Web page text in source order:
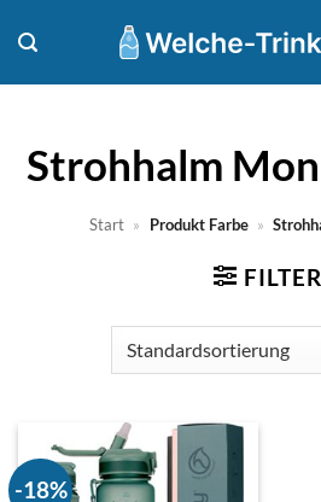
Inhalt
springen
‎Strohhalm
Start » Produkt Farbe »
FILTER
-18%